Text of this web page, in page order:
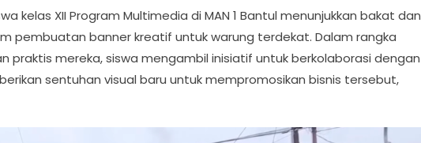
kelas XII Program Multimedia di MAN 1 Bantul menunjukkan bakat dan
pembuatan banner kreatif untuk warung terdekat. Dalam rangka
praktis mereka, siswa mengambil inisiatif untuk berkolaborasi dengan
sentuhan visual baru untuk mempromosikan bisnis tersebut,